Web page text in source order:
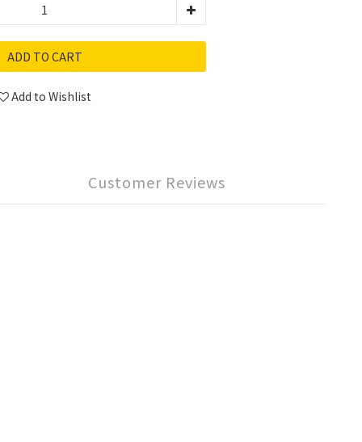
ADD TO CART
Add to Wishlist
Customer Reviews